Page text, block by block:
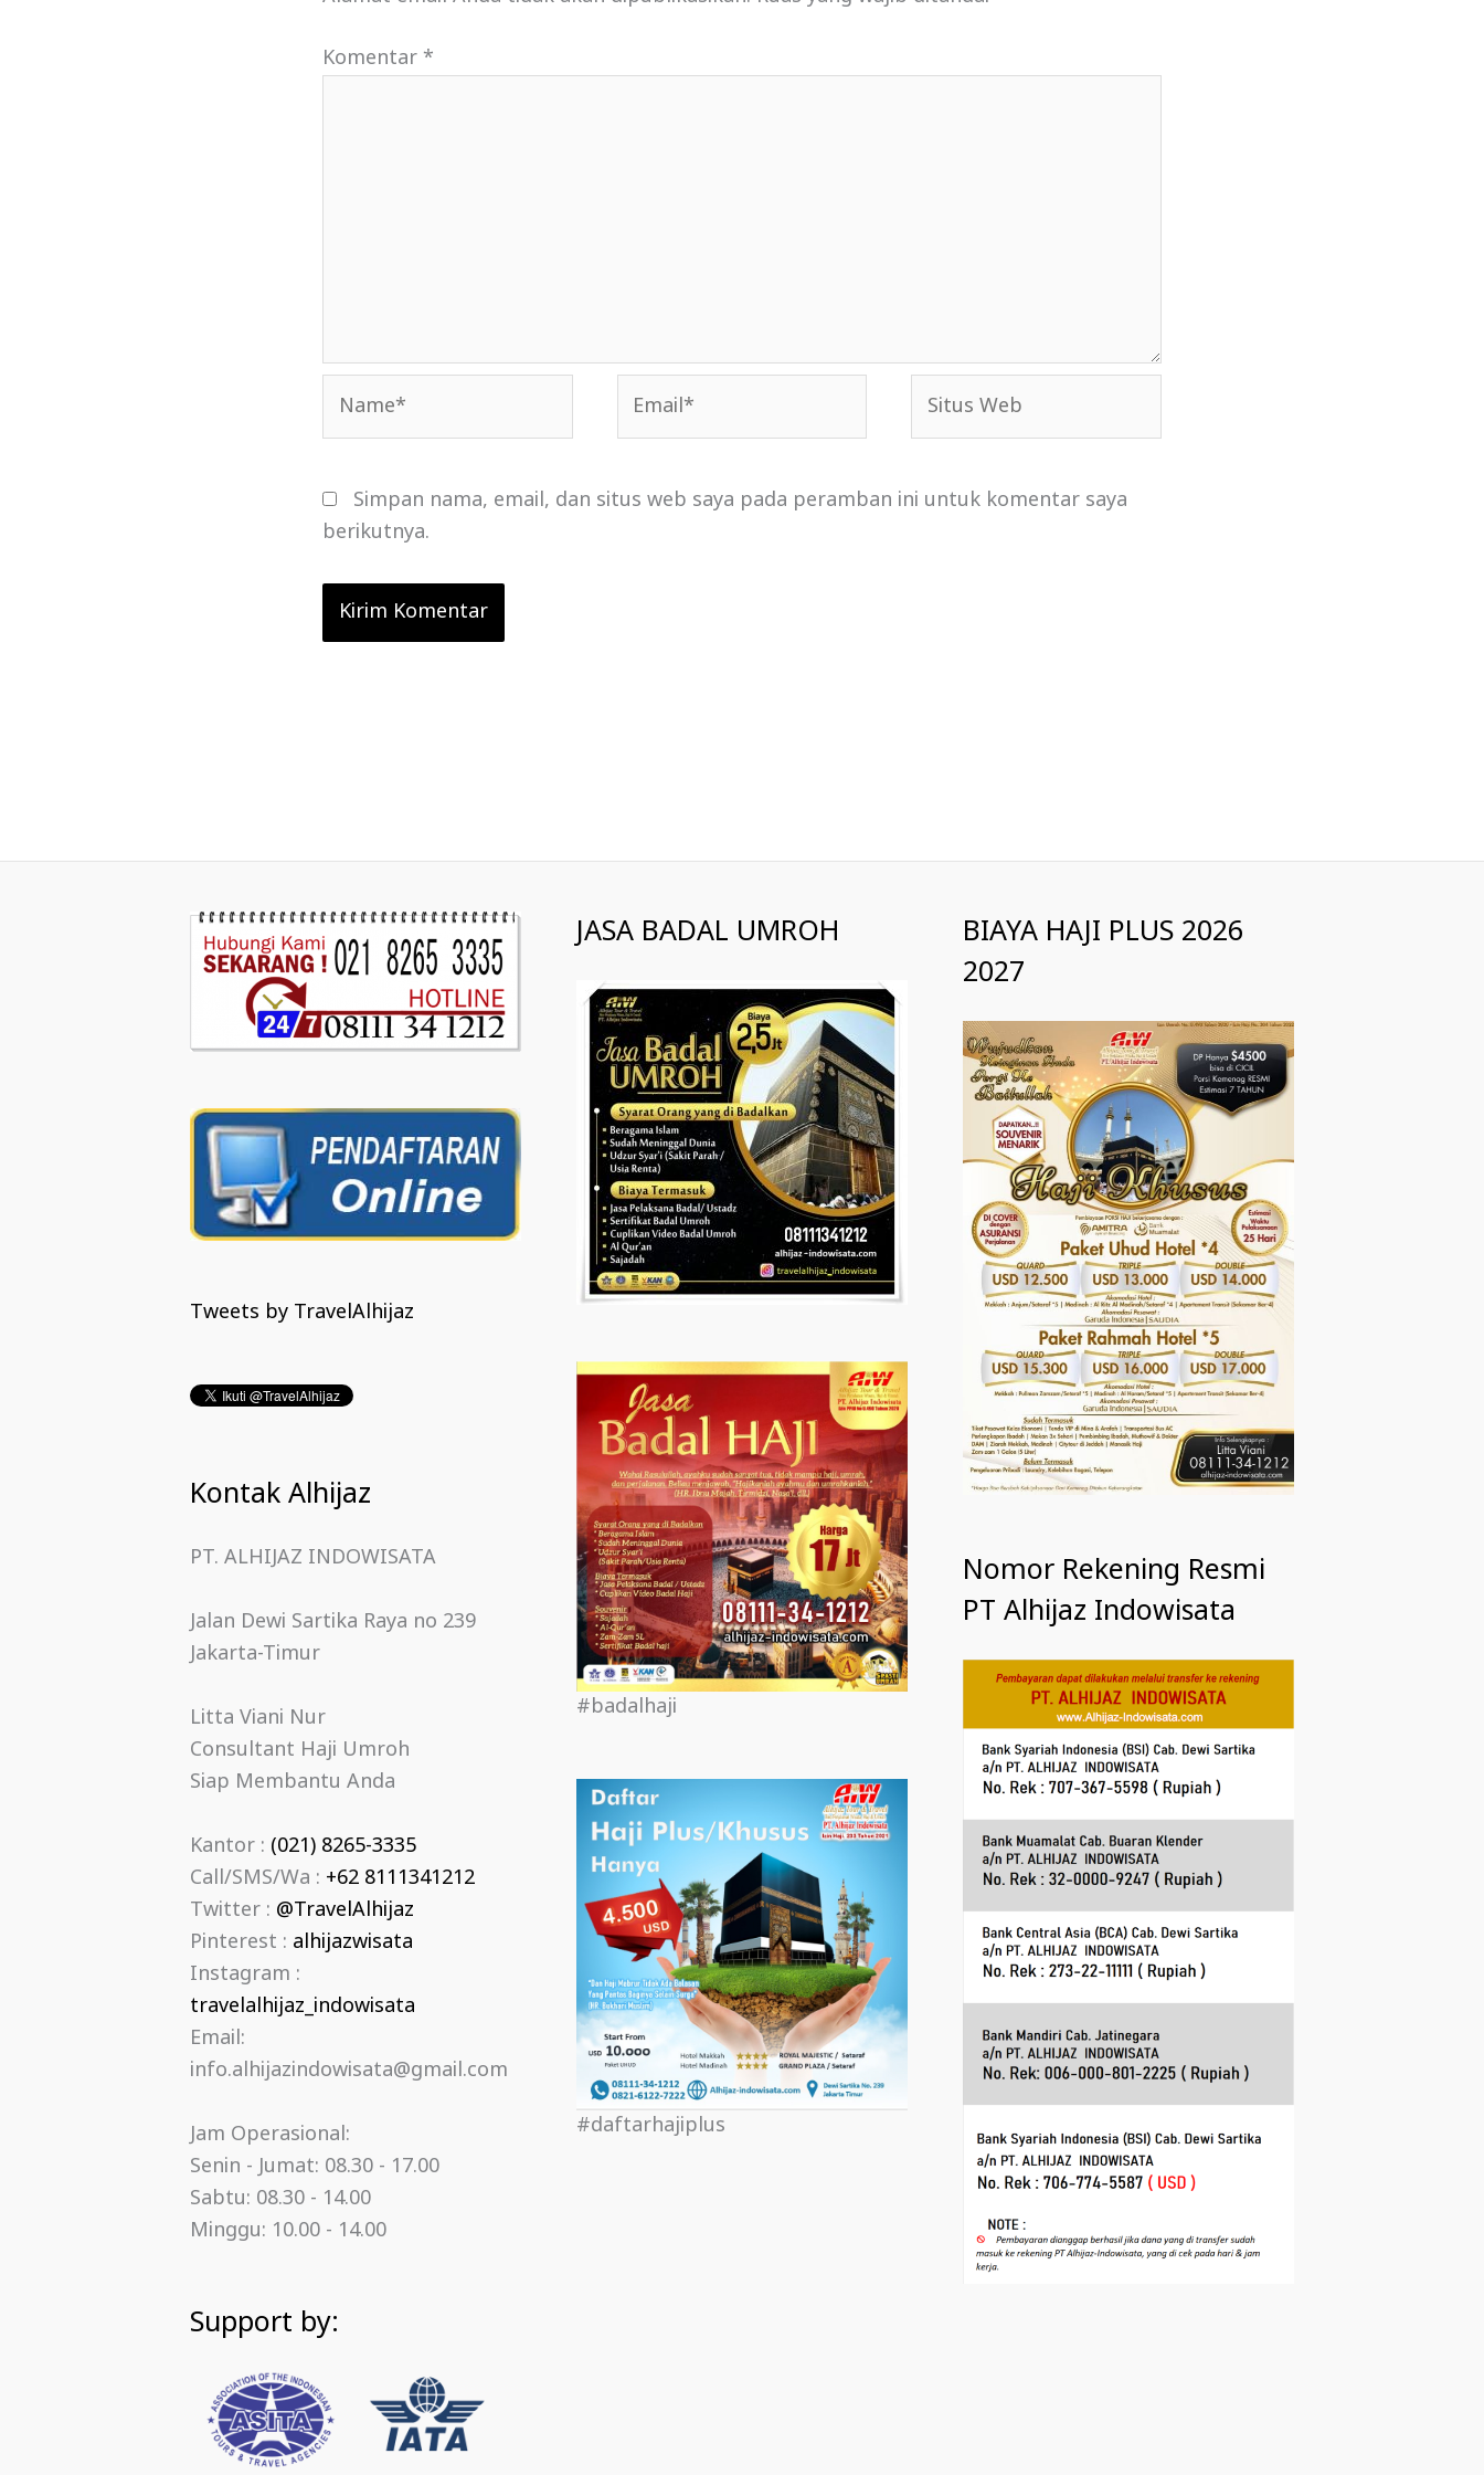
Komentar *
Web
Simpan nama, email, dan situs web saya pada peramban ini untuk komentar saya
berikutnya.
Tweets by TravelAlhijaz
Kontak Alhijaz
PT. ALHIJAZ INDOWISATA
Jalan Dewi Sartika Raya no 239
Jakarta-Timur
Litta Viani Nur
Consultant Haji Umroh
Siap Membantu Anda
Kantor : (021) 8265-3335
Call/SMS/Wa : +62 8111341212
Twitter : @TravelAlhijaz
Pinterest : alhijazwisata
Instagram :
travelalhijaz_indowisata
Email:
info.alhijazindowisata@gmail.com
Jam Operasional:
Senin - Jumat: 08.30 - 17.00
Sabtu: 08.30 - 14.00
Minggu: 10.00 - 14.00
Support by:
JASA BADAL UMROH
#badalhaji
#daftarhajiplus
BIAYA HAJI PLUS 2026
2027
Nomor Rekening Resmi
PT Alhijaz Indowisata